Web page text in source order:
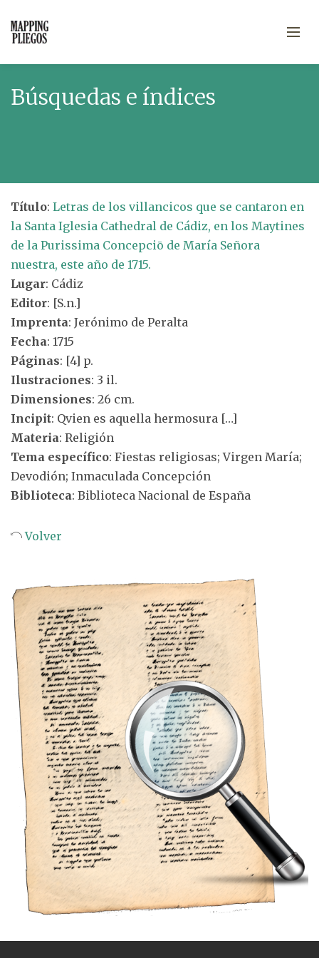
Búsquedas e índices
Título: Letras de los villancicos que se cantaron en
la Santa Iglesia Cathedral de Cádiz, en los Maytines
de la Purissima Concepciō de María Señora
nuestra, este año de 1715.
Lugar: Cádiz
Editor: [S.n.]
Imprenta: Jerónimo de Peralta
Fecha: 1715
Páginas: [4] p.
Ilustraciones: 3 il.
Dimensiones: 26 cm.
Incipit: Qvien es aquella hermosura […]
Materia: Religión
Tema específico: Fiestas religiosas; Virgen María;
Devodión; Inmaculada Concepción
Biblioteca: Biblioteca Nacional de España
Volver